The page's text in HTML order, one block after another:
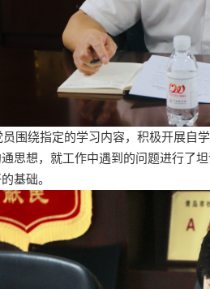
围绕指定的学习内容，积极开展自
思想，就工作中遇到的问题进行了
基础。